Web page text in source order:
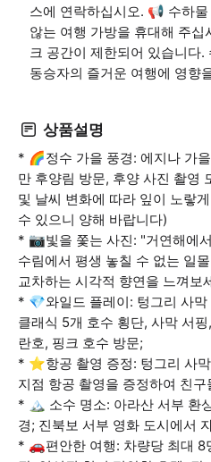
스에 연락하십시오. 📢 수하
않는 여행 가방을 휴대해 주
크 공간이 제한되어 있습니다
동승자의 즐거운 여행에 영향
상품설명
* 🌈정수 가을 풍경: 에지나 가
만 후양림 방문, 후양 사진 촬영
및 날씨 변화에 따라 잎이 노랗
수 있으니 양해 바랍니다)
* 📷빛을 쫓는 사진: "거연해에
수림에서 평생 놓칠 수 없는 일
교차하는 시각적 향연을 느껴보
* 💎와일드 플레이: 텅그리 사
클래식 5개 호수 횡단, 사막 서
란호, 핑크 호수 방문;
* ⭐️항공 촬영 증정: 텅그리 사
지점 항공 촬영을 증정하여 친
* 🏔 소수 명소: 아라산 서부 환
경; 진북보 서부 영화 도시에서
* 🚗편안한 여행: 차량당 최대 8